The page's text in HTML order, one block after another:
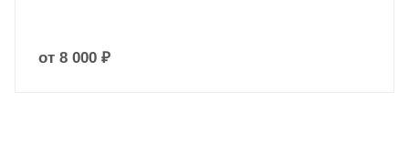
от 8 000 ₽